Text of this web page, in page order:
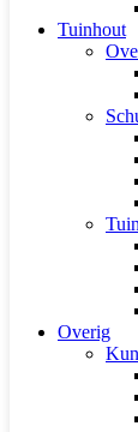
Tuinhout
Overig